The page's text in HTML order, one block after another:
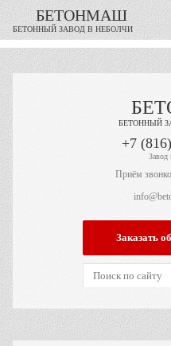
БЕТОНМАШ
БЕТОННЫЙ ЗАВОД В НЕБОЛЧИ
БЕТОННЫЙ
Завод
Приём
Заказать